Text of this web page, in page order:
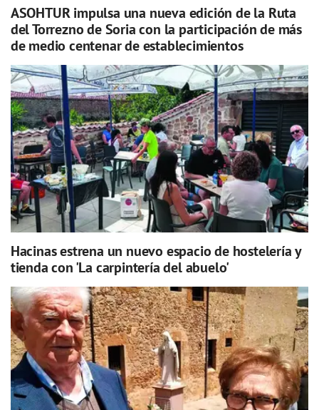
ASOHTUR impulsa una nueva edición de la Ruta
del Torrezno de Soria con la participación de más
de medio centenar de establecimientos
Hacinas estrena un nuevo espacio de hostelería y
tienda con 'La carpintería del abuelo'